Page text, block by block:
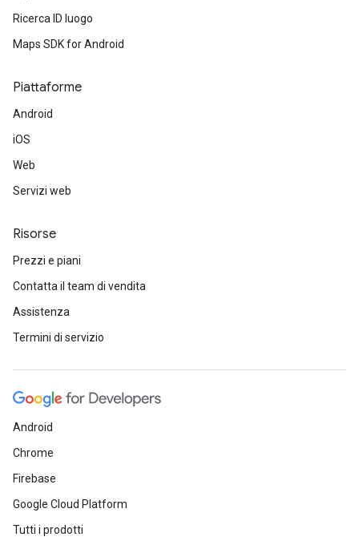
Ricerca ID luogo
Maps SDK for Android
Piattaforme
Android
iOS
Web
Servizi web
Risorse
Prezzi e piani
Contatta il team di vendita
Assistenza
Termini di servizio
Android
Chrome
Firebase
Google Cloud Platform
Tutti i prodotti